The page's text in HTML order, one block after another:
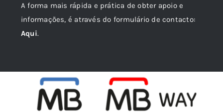
A forma mais rápida e prática de obter apoio e
informações, é através do formulário de contacto:
Aqui.